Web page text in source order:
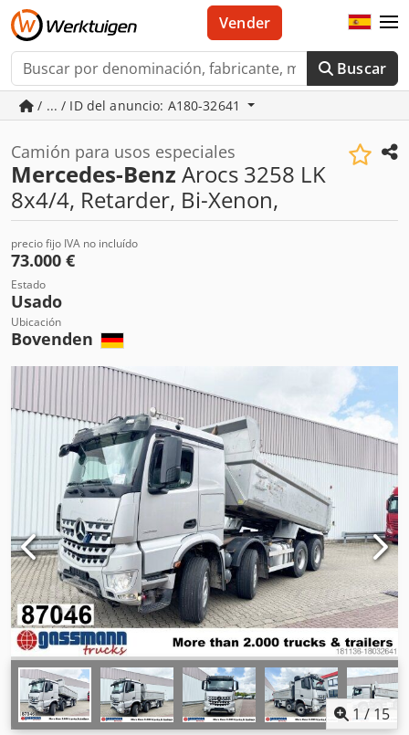
Buscar
Vender
/ ... / ID del anuncio: A180-32641
Camión para usos especiales
Mercedes-Benz Arocs 3258 LK
8x4/4, Retarder, Bi-Xenon,
precio fijo IVA no incluído
73.000 €
Estado
Usado
Ubicación
Bovenden
1 /15